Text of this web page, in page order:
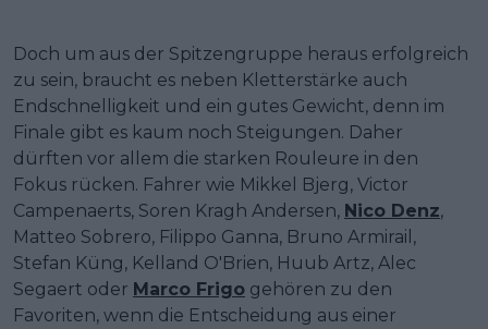
Doch um aus der Spitzengruppe heraus erfolgreich
zu sein, braucht es neben Kletterstärke auch
Endschnelligkeit und ein gutes Gewicht, denn im
Finale gibt es kaum noch Steigungen. Daher
dürften vor allem die starken Rouleure in den
Fokus rücken. Fahrer wie Mikkel Bjerg, Victor
Campenaerts, Soren Kragh Andersen, Nico Denz,
Matteo Sobrero, Filippo Ganna, Bruno Armirail,
Stefan Küng, Kelland O'Brien, Huub Artz, Alec
Segaert oder Marco Frigo gehören zu den
Favoriten, wenn die Entscheidung aus einer